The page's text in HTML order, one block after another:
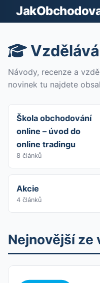
Návody, recenze a
novinek tu najdete
Škola obchodování
online – úvod do
online tradingu
8 článků
Akcie
4 článků
Nejnovější ze